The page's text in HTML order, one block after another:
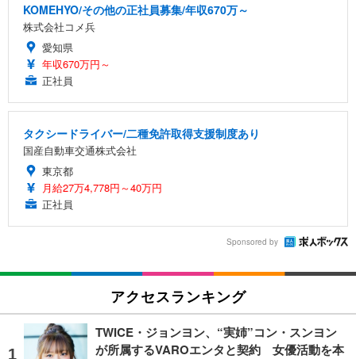
KOMEHYO/その他の正社員募集/年収670万～
株式会社コメ兵
愛知県
年収670万円～
正社員
タクシードライバー/二種免許取得支援制度あり
国産自動車交通株式会社
東京都
月給27万4,778円～40万円
正社員
Sponsored by
アクセスランキング
TWICE・ジョンヨン、“実姉”コン・スンヨン
が所属するVAROエンタと契約 女優活動を本